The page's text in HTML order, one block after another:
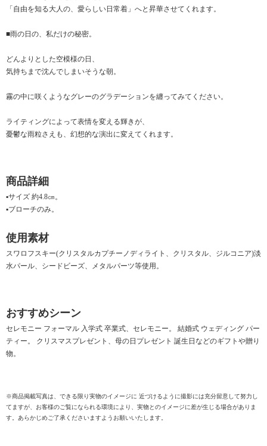
「自由を知る大人の、愛らしい日常着」へと昇華させてくれます。
■雨の日の、私だけの秘密。
どんよりとした空模様の日、
気持ちまで沈んでしまいそうな朝。
霧の中に咲くようなグレーのグラデーションを纏ってみてください。
ライティングによって表情を変える輝きが、
憂鬱な雨粒さえも、幻想的な演出に変えてくれます。
商品詳細
▪サイズ 約4.8㎝。
▪ブローチのみ。
使用素材
スワロフスキー(クリスタルカプチーノディライト、クリスタル、ジルコニア)淡
水パール、シードビーズ、メタルパーツ等使用。
おすすめシーン
セレモニー フォーマル 入学式 卒業式、セレモニー。 結婚式 ウェディング パー
ティー。 クリスマスプレゼント、母の日プレゼント 誕生日などのギフトや贈り
物。
※商品掲載写真は、できる限り実物のイメージに 近づけるように撮影には充分留意して努力し
てますが、お客様のご覧になられる環境により、実物とのイメージに差が生じる場合がありま
す。あらかじめご了承くださいますようお願いいたします。